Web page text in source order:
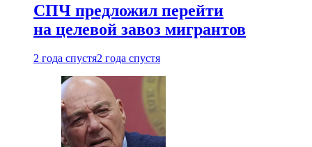
СПЧ предложил перейти
на целевой завоз мигрантов
2 года спустя2 года спустя